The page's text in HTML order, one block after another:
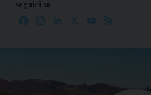
seguici su
Facebook
Instagram
LinkedIn YouTube